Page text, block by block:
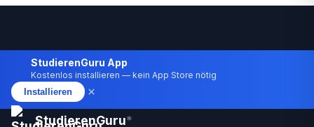
StudierenGuru App
Kostenlos installieren — kein App Store nötig
Installieren
×
StudierenGuru*